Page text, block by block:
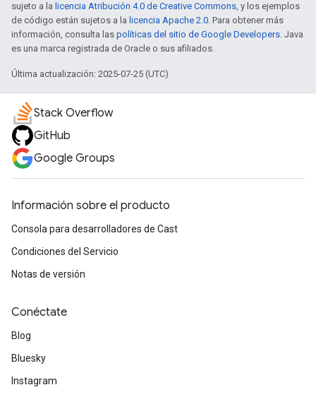
sujeto a la licencia Atribución 4.0 de Creative Commons, y los ejemplos
de código están sujetos a la licencia Apache 2.0. Para obtener más
información, consulta las políticas del sitio de Google Developers. Java
es una marca registrada de Oracle o sus afiliados.
Última actualización: 2025-07-25 (UTC)
Stack Overflow
GitHub
Google Groups
Información sobre el producto
Consola para desarrolladores de Cast
Condiciones del Servicio
Notas de versión
Conéctate
Blog
Bluesky
Instagram